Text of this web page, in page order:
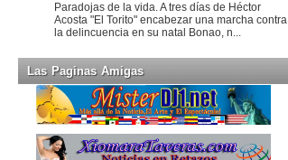
Paradojas de la vida. A tres días de Héctor
Acosta "El Torito" encabezar una marcha contra
la delincuencia en su natal Bonao, n...
Las Paginas Amigas